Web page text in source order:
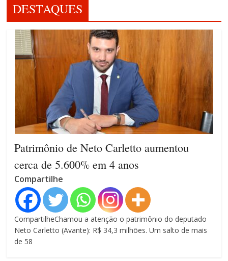
DESTAQUES
Patrimônio de Neto Carletto aumentou
cerca de 5.600% em 4 anos
Compartilhe
CompartilheChamou a atenção o patrimônio do deputado
Neto Carletto (Avante): R$ 34,3 milhões. Um salto de mais
de 58